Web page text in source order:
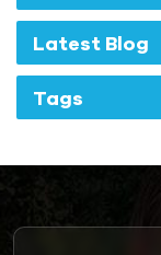
Latest Blog
Tags